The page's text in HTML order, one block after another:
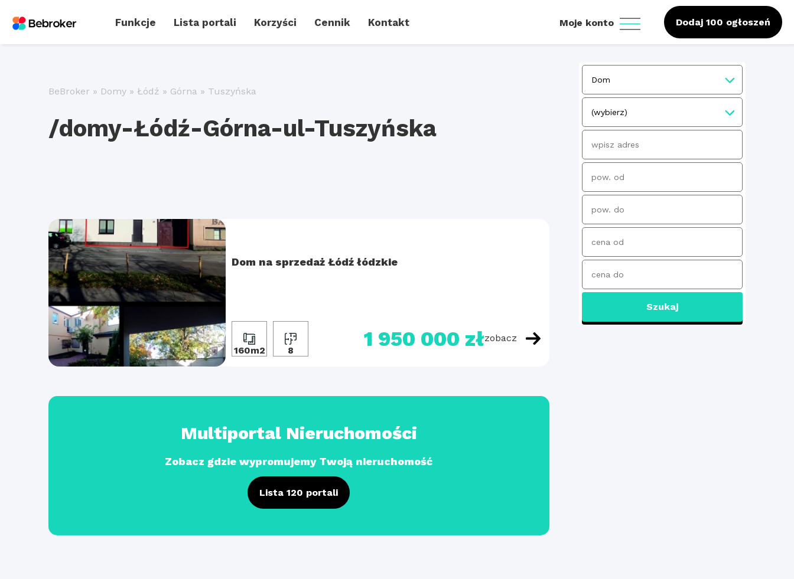
Funkcje Lista portali Korzyści Cennik Kontakt Dodaj 100 ogłoszeń
Moje konto
BeBroker » Domy » Łódź » Górna » Tuszyńska
/domy-Łódź-Górna-ul-Tuszyńska
Dom na sprzedaż Łódź łódzkie
160m2 8 1 950 000 złzobacz
Multiportal Nieruchomości
Zobacz gdzie wypromujemy Twoją nieruchomość
Lista 120 portali
Szukaj